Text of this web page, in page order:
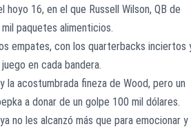
16, en el que Russell Wilson, QB de
paquetes alimenticios.
empates, con los quarterbacks inciertos
en cada bandera.
acostumbrada fineza de Wood, pero un
a donar de un golpe 100 mil dólares.
no les alcanzó más que para emocionar y